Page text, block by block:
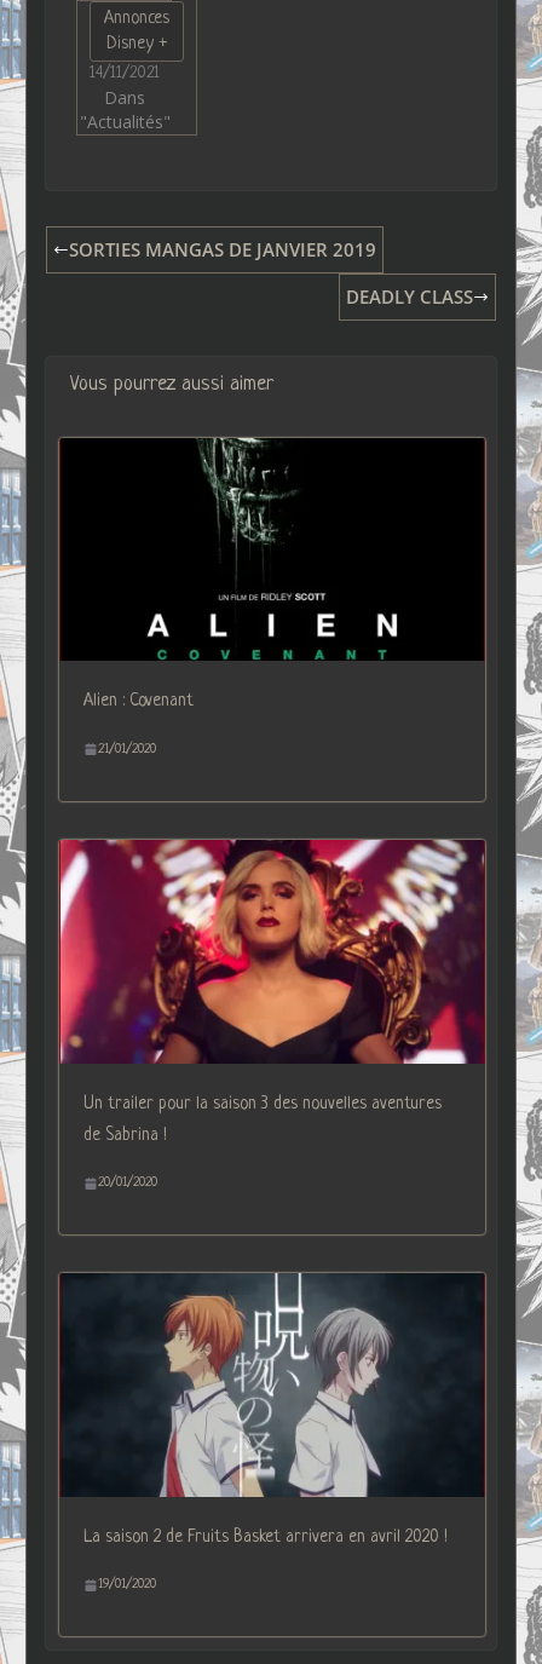
Annonces
Disney +
14/11/2021
Dans
"Actualités"
SORTIES MANGAS DE JANVIER 2019
DEADLY CLASS
Vous pourrez aussi aimer
Alien : Covenant
21/01/2020
Un trailer pour la saison 3 des nouvelles aventures
de Sabrina !
20/01/2020
La saison 2 de Fruits Basket arrivera en avril 2020 !
19/01/2020